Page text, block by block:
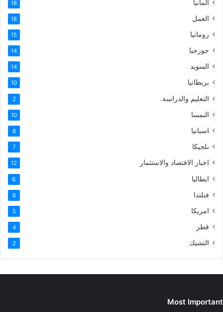
المانيا 18
العمل 18
رومانيا 15
جورجيا 14
السويد 14
بريطانيا 10
التعليم والدراسة. 2
النمسا 10
اسبانيا 8
بلجيكا 7
اخبار الاقتصاد والاستثمار 12
ايطاليا 6
فنلندا 6
امريكا 5
قطر 4
التشيك 2
Most Important